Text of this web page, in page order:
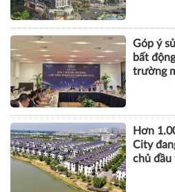
Góp ý
bất
trường
Hơn
City
chủ đầu